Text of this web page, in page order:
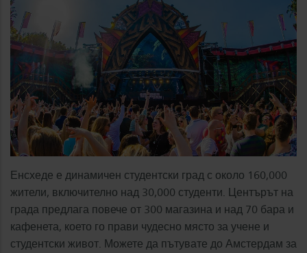
Енсхеде е динамичен студентски град с около 160,000
жители, включително над 30,000 студенти. Центърът на
града предлага повече от 300 магазина и над 70 бара и
кафенета, което го прави чудесно място за учене и
студентски живот. Можете да пътувате до Амстердам за